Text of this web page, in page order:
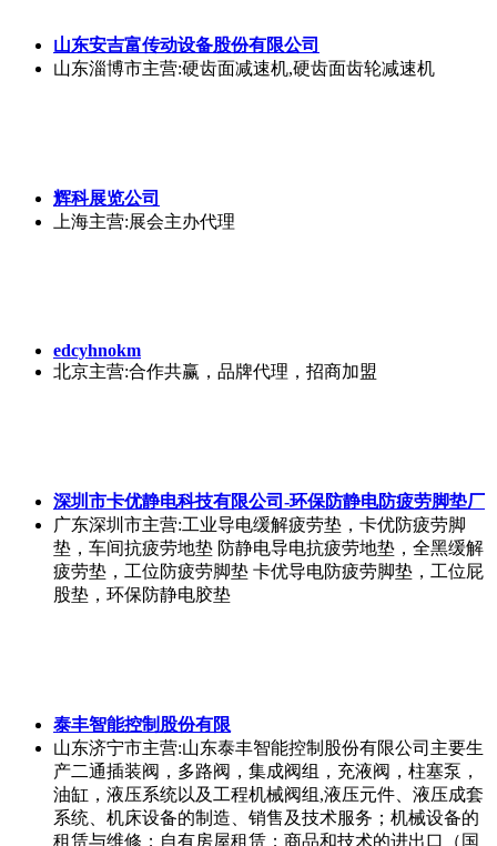
山东安吉富传动设备股份有限公司
山东淄博市主营:硬齿面减速机,硬齿面齿轮减速机
辉科展览公司
上海主营:展会主办代理
edcyhnokm
北京主营:合作共赢，品牌代理，招商加盟
深圳市卡优静电科技有限公司-环保防静电防疲劳脚垫厂
广东深圳市主营:工业导电缓解疲劳垫，卡优防疲劳脚
垫，车间抗疲劳地垫 防静电导电抗疲劳地垫，全黑缓解
疲劳垫，工位防疲劳脚垫 卡优导电防疲劳脚垫，工位屁
股垫，环保防静电胶垫
泰丰智能控制股份有限
山东济宁市主营:山东泰丰智能控制股份有限公司主要生
产二通插装阀，多路阀，集成阀组，充液阀，柱塞泵，
油缸，液压系统以及工程机械阀组,液压元件、液压成套
系统、机床设备的制造、销售及技术服务；机械设备的
租赁与维修；自有房屋租赁；商品和技术的进出口（国